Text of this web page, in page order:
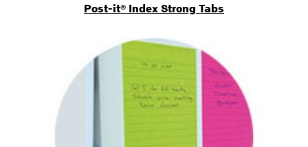
Post-it® Index Strong Tabs